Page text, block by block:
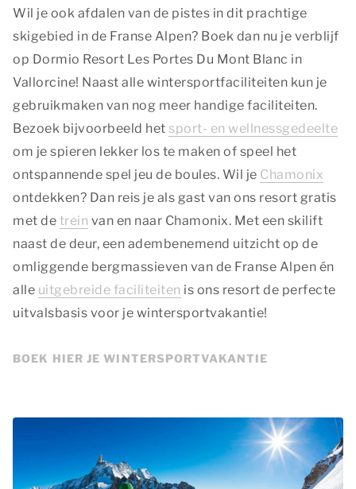
Wil je ook afdalen van de pistes in dit prachtige
skigebied in de Franse Alpen? Boek dan nu je verblijf
op Dormio Resort Les Portes Du Mont Blanc in
Vallorcine! Naast alle wintersportfaciliteiten kun je
gebruikmaken van nog meer handige faciliteiten.
Bezoek bijvoorbeeld het sport- en wellnessgedeelte
om je spieren lekker los te maken of speel het
ontspannende spel jeu de boules. Wil je Chamonix
ontdekken? Dan reis je als gast van ons resort gratis
met de trein van en naar Chamonix. Met een skilift
naast de deur, een adembenemend uitzicht op de
omliggende bergmassieven van de Franse Alpen én
alle uitgebreide faciliteiten is ons resort de perfecte
uitvalsbasis voor je wintersportvakantie!
BOEK HIER JE WINTERSPORTVAKANTIE